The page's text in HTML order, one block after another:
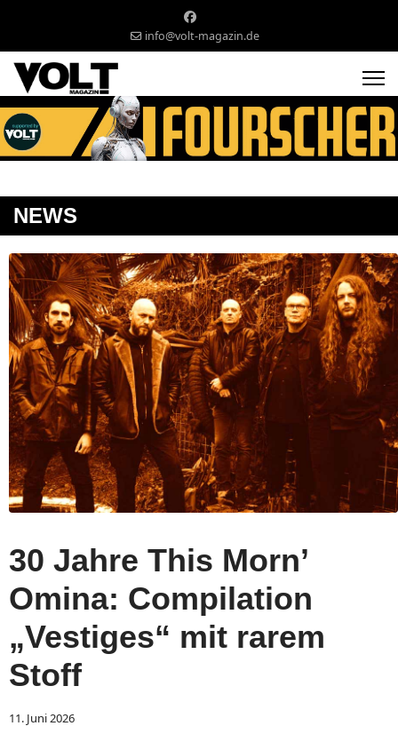
info@volt-magazin.de
NEWS
30 Jahre This Morn’
Omina: Compilation
„Vestiges“ mit rarem
Stoff
11. Juni 2026